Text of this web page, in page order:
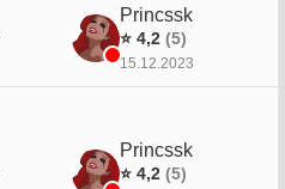
Princssk
⭐ 4,2 (5)
15.12.2023
Princssk
⭐ 4,2 (5)